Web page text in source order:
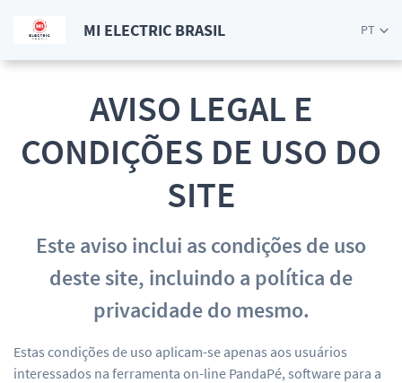
MI ELECTRIC BRASIL PT
AVISO LEGAL E
CONDIÇÕES DE USO DO
SITE
Este aviso inclui as condições de uso
deste site, incluindo a política de
privacidade do mesmo.
Estas condições de uso aplicam-se apenas aos usuários
interessados na ferramenta on-line PandaPé, software para a